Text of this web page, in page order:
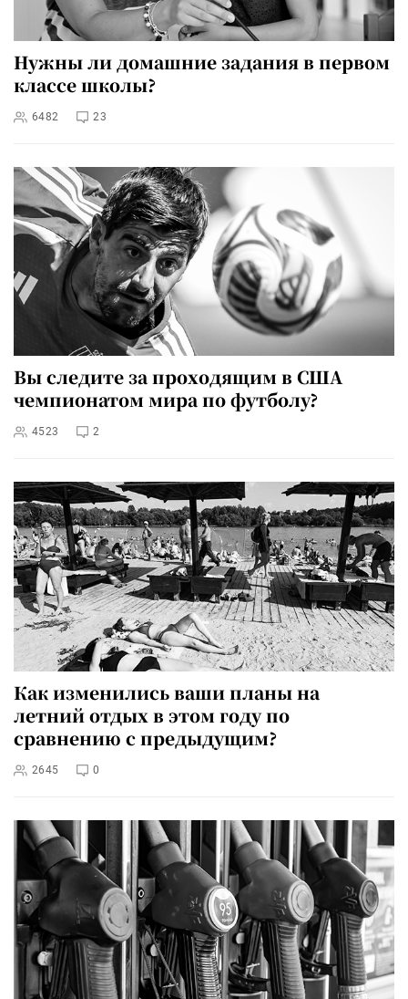
Нужны ли домашние задания в первом
классе школы?
6482 23
Вы следите за проходящим в США
чемпионатом мира по футболу?
4523 2
Как изменились ваши планы на
летний отдых в этом году по
сравнению с предыдущим?
2645 0